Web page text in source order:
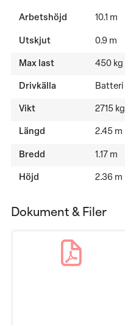
Arbetshöjd 10.1 m
Utskjut 0.9 m
Max last 450 kg
Drivkälla Batteri
Vikt 2715 kg
Längd 2.45 m
Bredd 1.17 m
Höjd 2.36 m
Dokument & Filer